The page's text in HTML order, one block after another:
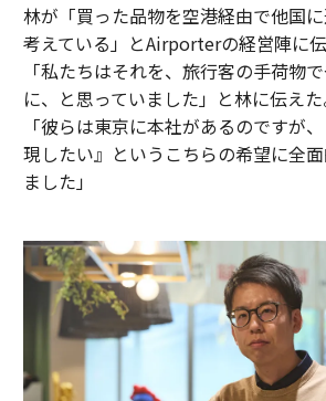
林が「買った品物を空港経由で他国
考えている」とAirporterの経営陣に
「私たちはそれを、旅行客の手荷物
に、と思っていました」と林に伝えた
「彼らは東京に本社があるのですが
現したい』というこちらの希望に全
ました」